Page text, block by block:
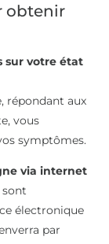
obtenir
sur votre état
répondant aux
vous
symptômes.
via internet
électronique
par